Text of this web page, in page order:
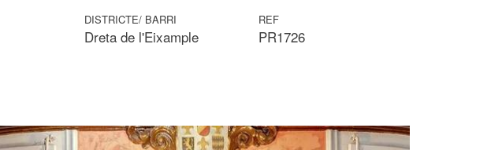
DISTRICTE/ BARRI
Dreta de l'Eixample
REF
PR1726